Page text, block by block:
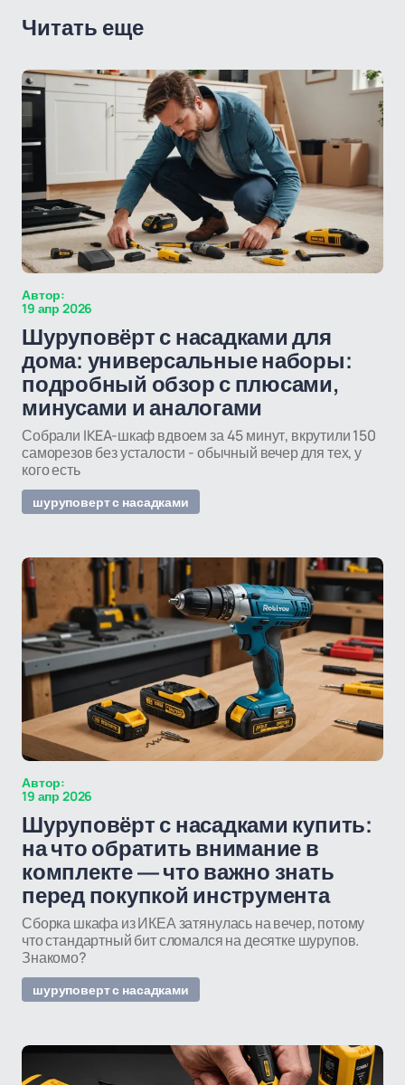
Читать еще
Автор:
19 апр 2026
Шуруповёрт с насадками для
дома: универсальные наборы:
подробный обзор с плюсами,
минусами и аналогами
Собрали IKEA-шкаф вдвоем за 45 минут, вкрутили 150
саморезов без усталости - обычный вечер для тех, у
кого есть
шуруповерт с насадками
Автор:
19 апр 2026
Шуруповёрт с насадками купить:
на что обратить внимание в
комплекте — что важно знать
перед покупкой инструмента
Сборка шкафа из ИКЕА затянулась на вечер, потому
что стандартный бит сломался на десятке шурупов.
Знакомо?
шуруповерт с насадками